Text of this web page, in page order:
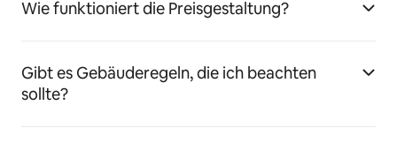
Wie funktioniert die Preisgestaltung?
Gibt es Gebäuderegeln, die ich beachten
sollte?